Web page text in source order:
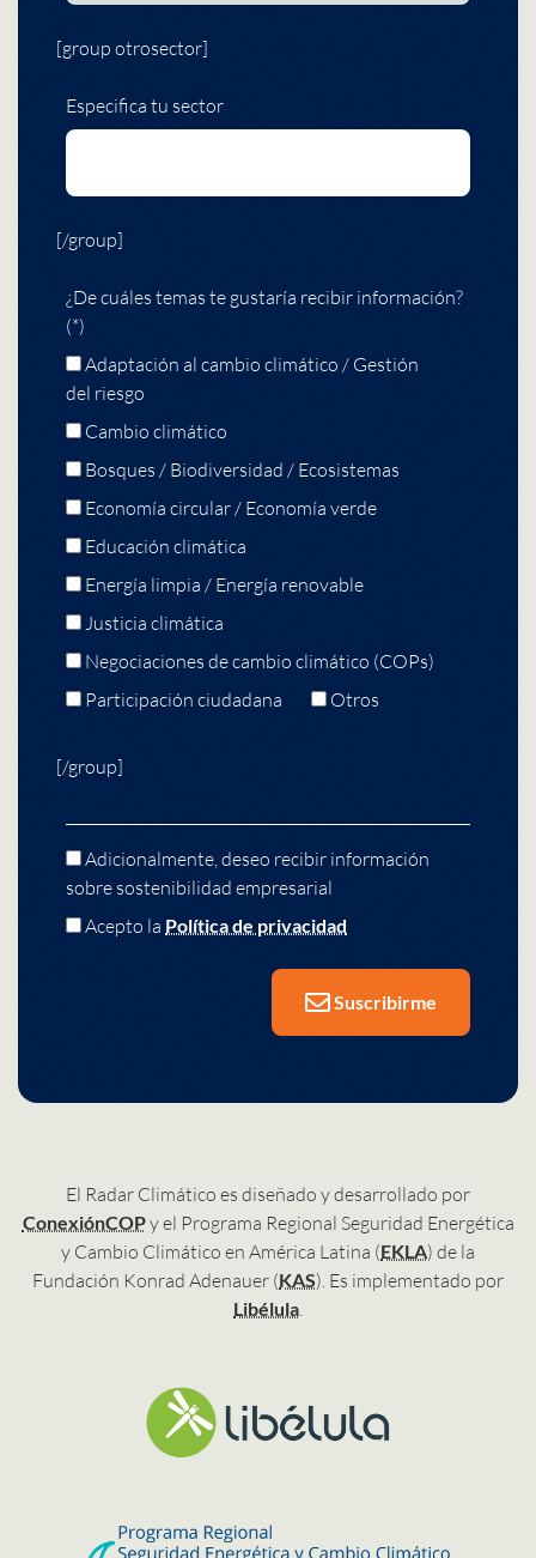
[group otrosector]
Especifica tu sector
[/group]
¿De cuáles temas te gustaría recibir información?
(*)
Adaptación al cambio climático / Gestión
del riesgo
Cambio climático
Bosques / Biodiversidad / Ecosistemas
Economía circular / Economía verde
Educación climática
Energía limpia / Energía renovable
Justicia climática
Negociaciones de cambio climático (COPs)
Participación ciudadana
Otros
[/group]
Adicionalmente, deseo recibir información
sobre sostenibilidad empresarial
Acepto la Política de privacidad
Suscribirme
El Radar Climático es diseñado y desarrollado por
ConexiónCOPy el Programa Regional Seguridad Energética
y Cambio Climático en América Latina (EKLA) de la
Fundación Konrad Adenauer (KAS). Es implementado por
Libélula.